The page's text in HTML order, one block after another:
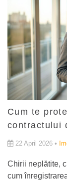
Cum te
contractului
22 April 2026 •
Chirii neplătite,
cum